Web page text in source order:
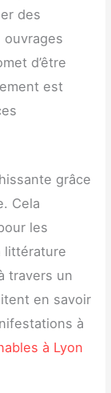
des
d’être
est
grâce
Cela
les
littérature
travers un
en savoir
à
à Lyon